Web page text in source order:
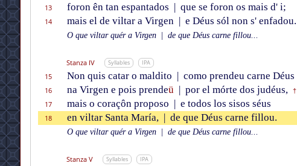
13
foron ên tan espantados | que se foron os mais d' i;
14
mais el de viltar a Virgen | e Déus sól non s' enfadou.
O que viltar quér a Virgen
de que Déus carne fillou...
Stanza IV Syllables IPA
15 Non quis catar o maldito | como prendeu carne Déus
16
na Virgen e pois prendeü | por el mórte dos judéus, †
17
mais o coraçôn proposo | e todos los sisos séus
18
en viltar Santa María, | de que Déus carne fillou.
O que viltar quér a Virgen
de que Déus carne fillou...
Stanza V Syllables IPA